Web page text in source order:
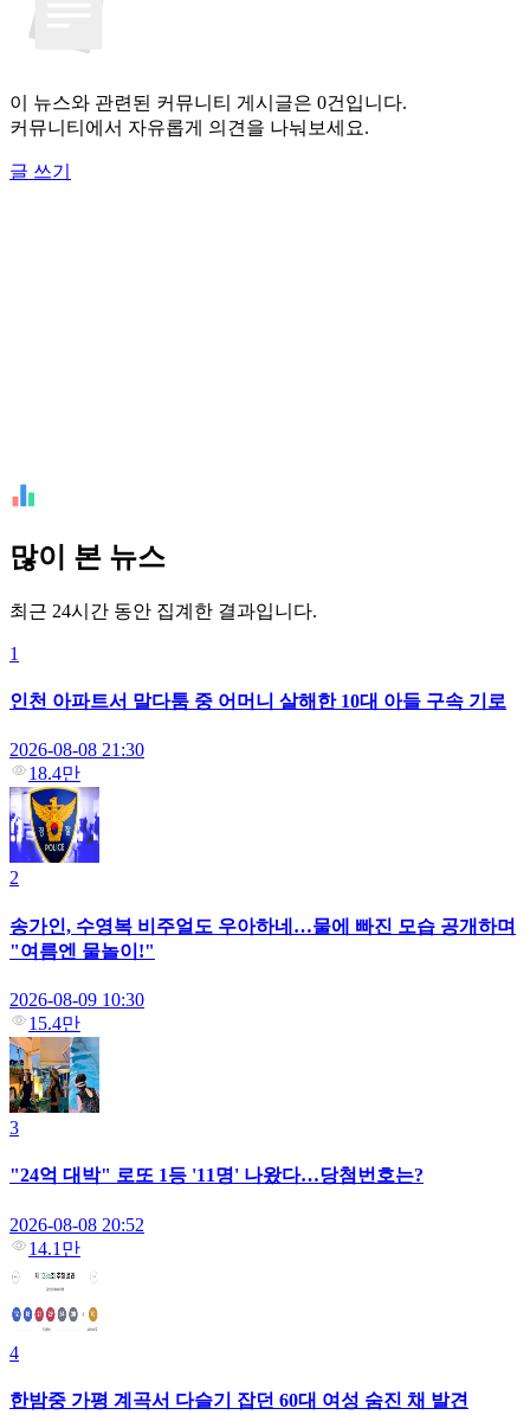
이 뉴스와 관련된 커뮤니티 게시글은 0건입니다.
커뮤니티에서 자유롭게 의견을 나눠보세요.
글 쓰기
많이 본 뉴스
최근 24시간 동안 집계한 결과입니다.
1
인천 아파트서 말다툼 중 어머니 살해한 10대 아들 구속 기로
2026-08-08 21:30
18.4만
2
송가인, 수영복 비주얼도 우아하네…물에 빠진 모습 공개하며
"여름엔 물놀이!"
2026-08-09 10:30
15.4만
3
"24억 대박" 로또 1등 '11명' 나왔다…당첨번호는?
2026-08-08 20:52
14.1만
4
한밤중 가평 계곡서 다슬기 잡던 60대 여성 숨진 채 발견